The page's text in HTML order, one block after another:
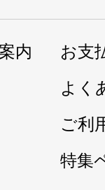
内
お支
よく
ご利
特集